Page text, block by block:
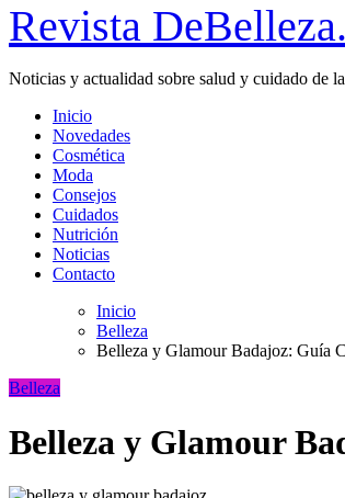
Revista
Noticias y actualidad sobre salud y cuidado de
Inicio
Novedades
Cosmética
Moda
Consejos
Cuidados
Nutrición
Noticias
Contacto
Inicio
Belleza
Belleza y Glamour Badajoz: Guía
Belleza
Belleza y Glamour